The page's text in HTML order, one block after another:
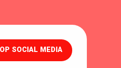
SOCIAL MEDIA